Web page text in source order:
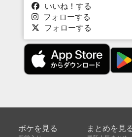
いいね！する
フォローする
フォローする
ボケを見る まとめを見